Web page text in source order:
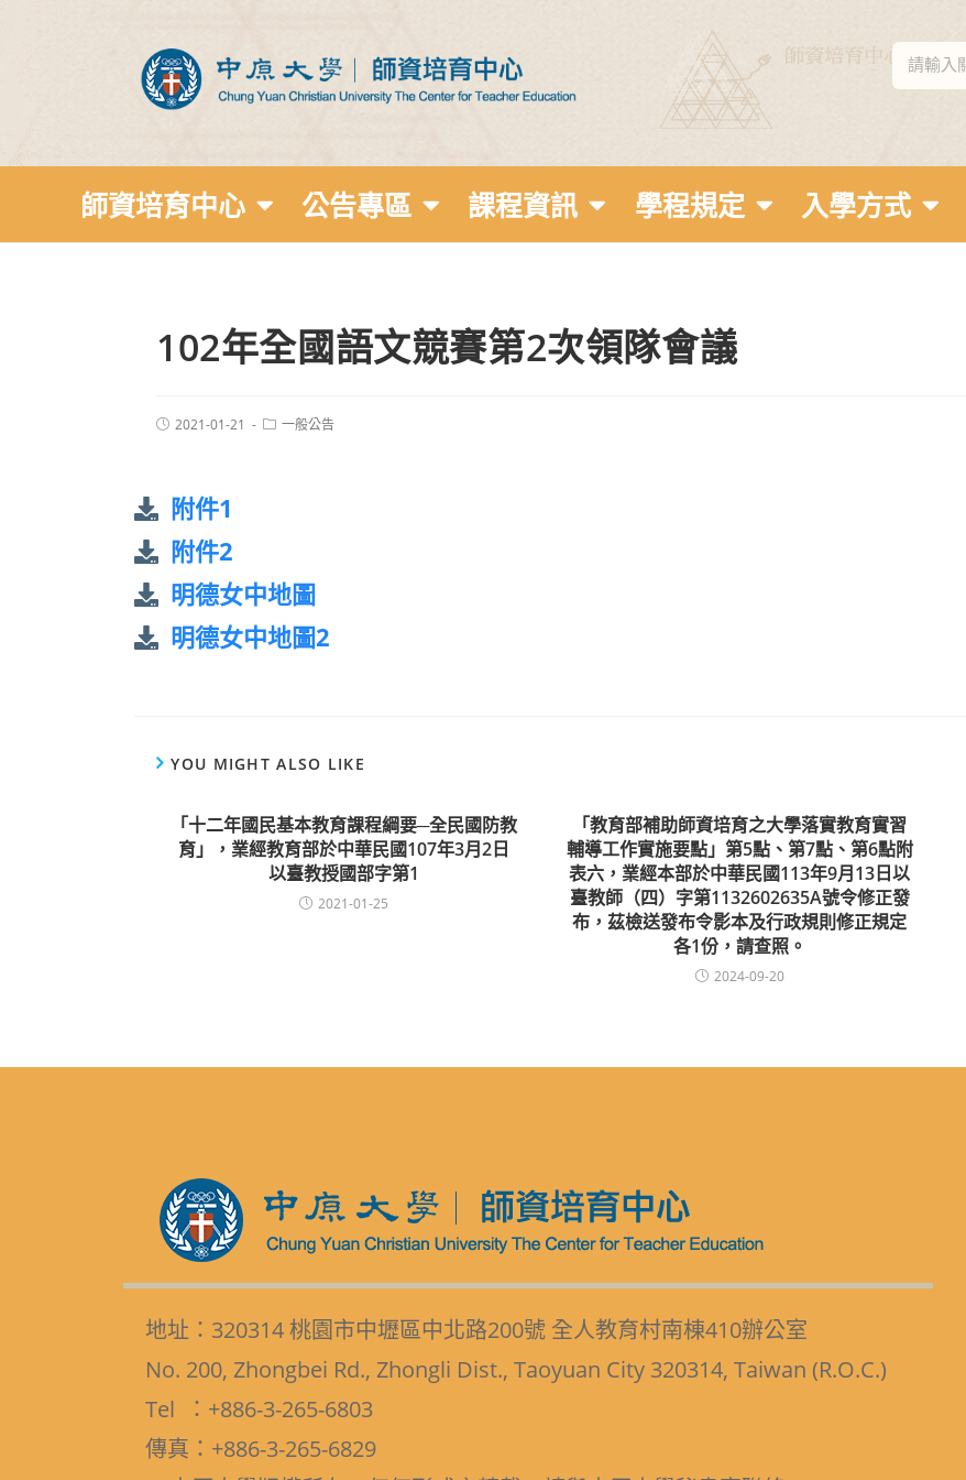
師資培育中心 公告專區 課程資訊 學程規定 入學方式
102年全國語文競賽第2次領隊會議
2021-01-21 一般公告
附件1
附件2
明德女中地圖
明德女中地圖2
YOU MIGHT ALSO LIKE
「十二年國民基本教育課程綱要─全民國防教
育」，業經教育部於中華民國107年3月2日
以臺教授國部字第1
2021-01-25
「教育部補助師資培育之大學落實教育實習
輔導工作實施要點」第5點、第7點、第6點附
表六，業經本部於中華民國113年9月13日以
臺教師（四）字第1132602635A號令修正發
布，茲檢送發布令影本及行政規則修正規定
各1份，請查照。
2024-09-20
地址：320314 桃園市中壢區中北路200號 全人教育村南棟410辦公室
No. 200, Zhongbei Rd., Zhongli Dist., Taoyuan City 320314, Taiwan (R.O.C.)
Tel ：+886-3-265-6803
傳真：+886-3-265-6829